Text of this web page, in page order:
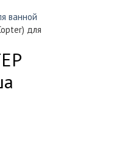
ванной
для